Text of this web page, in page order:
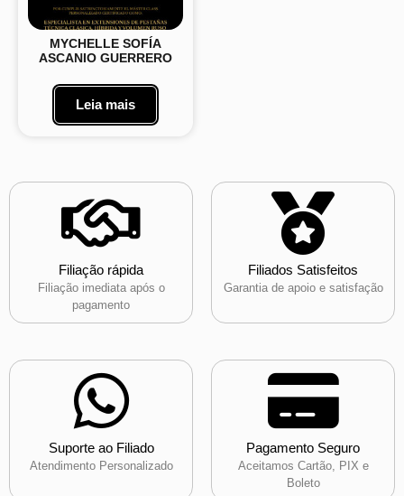
MYCHELLE SOFÍA
ASCANIO GUERRERO
Leia mais
Filiação rápida
Filiação imediata após o
pagamento
Filiados Satisfeitos
Garantia de apoio e satisfação
Suporte ao Filiado
Atendimento Personalizado
Pagamento Seguro
Aceitamos Cartão, PIX e
Boleto